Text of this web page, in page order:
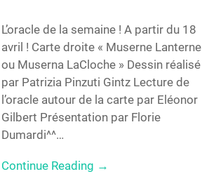
L’oracle de la semaine ! A partir du 18
avril ! Carte droite « Muserne Lanterne
ou Muserna LaCloche » Dessin réalisé
par Patrizia Pinzuti Gintz Lecture de
l’oracle autour de la carte par Eléonor
Gilbert Présentation par Florie
Dumardi^^…
Continue Reading →